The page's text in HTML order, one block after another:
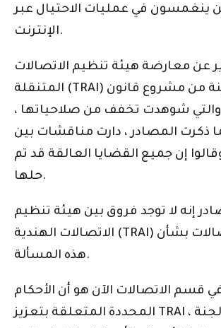
ينغمسون في عمليات الاحتيال عبر
الإنترنت.
عن معارضة هيئة تنظيم الاتصالات
المتنقلة (TRAI) لبنود معينة من مشروع قانون
والتي شوهدت تخفف من صلاحياتها ،
ذكرت المصادر ، دارت مناقشات بين
إن جميع القضايا العالقة قد تم
حلها.
إنه لا توجد فروق بين هيئة تنظيم
الاتصالات الهندية (TRAI) وإدارة الاتصالات بشأن
هذه المسألة.
قسم الاتصالات الآن هو أن الأحكام
المحددة المتعلقة بتعزيز TRAI ، على غرار لجنة